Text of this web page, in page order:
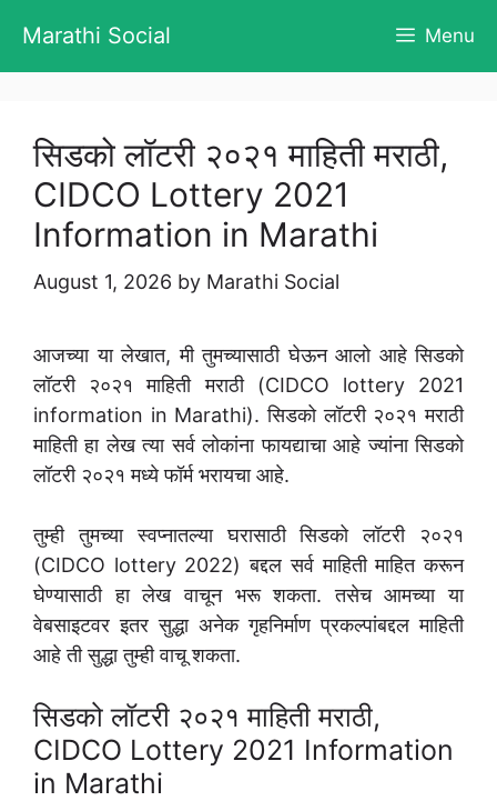
content
Marathi Social Menu
सिडको लॉटरी २०२१ माहिती मराठी,
CIDCO Lottery 2021
Information in Marathi
August 1, 2026 by Marathi Social
आजच्या या लेखात, मी तुमच्यासाठी घेऊन आलो आहे सिडको
लॉटरी २०२१ माहिती मराठी (CIDCO lottery 2021
information in Marathi). सिडको लॉटरी २०२१ मराठी
माहिती हा लेख त्या सर्व लोकांना फायद्याचा आहे ज्यांना सिडको
लॉटरी २०२१ मध्ये फॉर्म भरायचा आहे.
तुम्ही तुमच्या स्वप्नातल्या घरासाठी सिडको लॉटरी २०२१
(CIDCO lottery 2022) बद्दल सर्व माहिती माहित करून
घेण्यासाठी हा लेख वाचून भरू शकता. तसेच आमच्या या
वेबसाइटवर इतर सुद्धा अनेक गृहनिर्माण प्रकल्पांबद्दल माहिती
आहे ती सुद्धा तुम्ही वाचू शकता.
सिडको लॉटरी २०२१ माहिती मराठी,
CIDCO Lottery 2021 Information
in Marathi